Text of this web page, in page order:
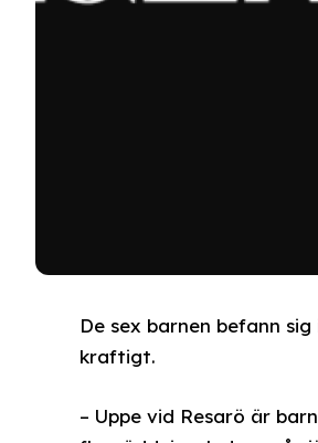
De sex barnen befann
kraftigt.
– Uppe vid Resarö är